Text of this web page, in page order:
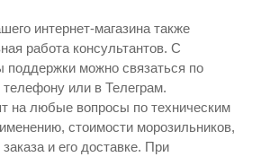
интернет-магазина также
работа консультантов. С
поддержки можно связаться по
телефону или в Телеграм.
на любые вопросы по техническим
стоимости морозильников,
и его доставке. При